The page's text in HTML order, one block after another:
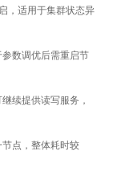
，适用于集群状态异
参数调优后需重启节
续提供读写服务，
节点，整体耗时较